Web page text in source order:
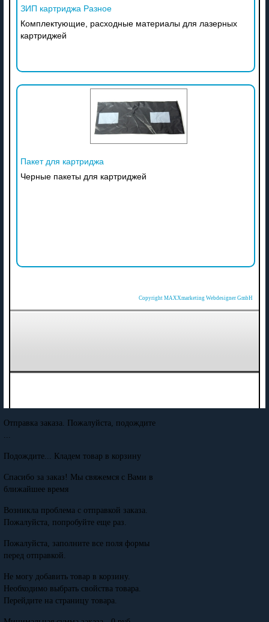
ЗИП картриджа Разное
Комплектующие, расходные материалы для лазерных
картриджей
Пакет для картриджа
Черные пакеты для картриджей
Copyright MAXXmarketing Webdesigner GmbH
Отправка заказа. Пожалуйста, подождите
Подождите... Кладем товар в корзину
Спасибо за заказ! Мы свяжемся с Вами в
ближайшее время
Возникла проблема с отправкой заказа.
Пожалуйста, попробуйте еще раз.
Пожалуйста, заполните все поля формы
перед отправкой.
Не могу добавить товар в корзину.
Необходимо выбрать свойства товара.
Перейдите на страницу товара.